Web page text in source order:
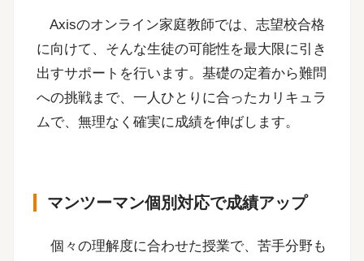
Axisのオンライン家庭教師では、志望校合格
に向けて、そんな生徒の可能性を最大限に引き
出すサポートを行います。基礎の定着から難問
への挑戦まで、一人ひとりに合ったカリキュラ
ムで、無理なく確実に成績を伸ばします。
マンツーマン個別対応で成績アップ
個々の理解度に合わせた授業で、苦手分野も